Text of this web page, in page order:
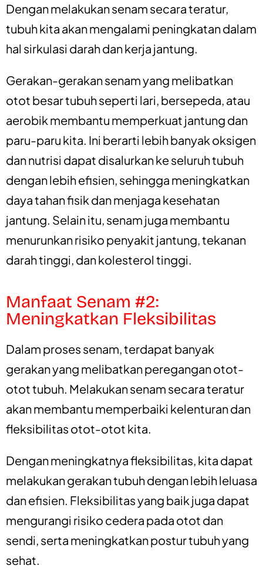
Dengan melakukan senam secara teratur,
tubuh kita akan mengalami peningkatan dalam
hal sirkulasi darah dan kerja jantung.
Gerakan-gerakan senam yang melibatkan
otot besar tubuh seperti lari, bersepeda, atau
aerobik membantu memperkuat jantung dan
paru-paru kita. Ini berarti lebih banyak oksigen
dan nutrisi dapat disalurkan ke seluruh tubuh
dengan lebih efisien, sehingga meningkatkan
daya tahan fisik dan menjaga kesehatan
jantung. Selain itu, senam juga membantu
menurunkan risiko penyakit jantung, tekanan
darah tinggi, dan kolesterol tinggi.
Manfaat Senam #2:
Meningkatkan Fleksibilitas
Dalam proses senam, terdapat banyak
gerakan yang melibatkan peregangan otot-
otot tubuh. Melakukan senam secara teratur
akan membantu memperbaiki kelenturan dan
fleksibilitas otot-otot kita.
Dengan meningkatnya fleksibilitas, kita dapat
melakukan gerakan tubuh dengan lebih leluasa
dan efisien. Fleksibilitas yang baik juga dapat
mengurangi risiko cedera pada otot dan
sendi, serta meningkatkan postur tubuh yang
sehat.